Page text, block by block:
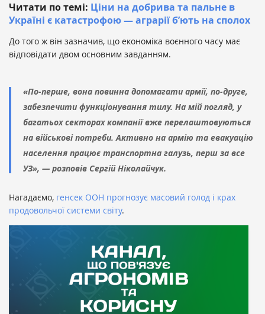
Читати по темі: Ціни на добрива та пальне в
Україні є катастрофою — аграрії б’ють на сполох
До того ж він зазначив, що економіка воєнного часу має
відповідати двом основним завданням.
«По-перше, вона повинна допомагати армії, по-друге,
забезпечити функціонування тилу. На мій погляд, у
багатьох секторах компанії вже перелаштовуються
на військові потреби. Активно на армію та евакуацію
населення працює транспортна галузь, перш за все
УЗ», — розповів Сергій Ніколайчук.
Нагадаємо, генсек ООН прогнозує масовий голод і крах
продовольчої системи світу.